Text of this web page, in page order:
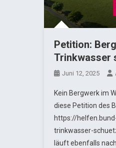
Petition:
Trinkwasser
Juni 12, 2025
Kein Bergwerk im
diese Petition des
https://
trinkwasser-
läuft ebenfalls